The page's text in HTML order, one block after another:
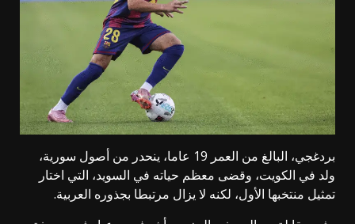
بردغجي، البالغ من العمر 19 عاما، ينحدر من أصول سورية،
ولد في الكويت، وقضى معظم حياته في السويد، التي اختار
تمثيل منتخبها الأول، لكنه لا يزال مرتبطا بجذوره العربية.